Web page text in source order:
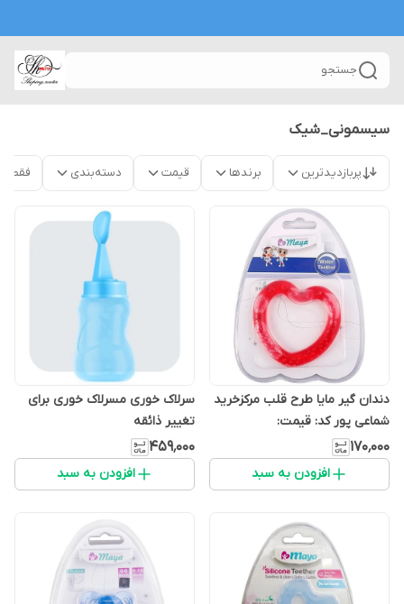
جستجو
سیسمونی_شیک
پربازدیدترین برندها قیمت دسته‌بندی فقط
دندان گیر مایا طرح قلب مرکزخرید
شماعی پور کد: قیمت:
۱۷۰٬۰۰۰
افزودن به سبد
سرلاک خوری مسرلاک خوری برای
تغییر ذائقه
۴۵۹٬۰۰۰
افزودن به سبد